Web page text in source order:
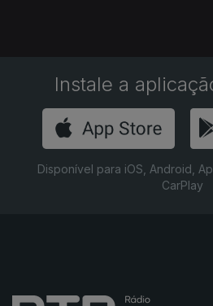
Instale a
Disponível para iOS, Android,
CarPlay